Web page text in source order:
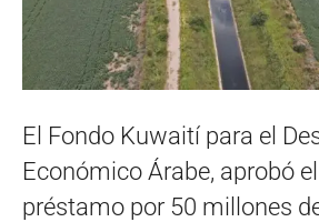
El Fondo Kuwaití para el
Económico Árabe, aprobó
préstamo por 50 millones